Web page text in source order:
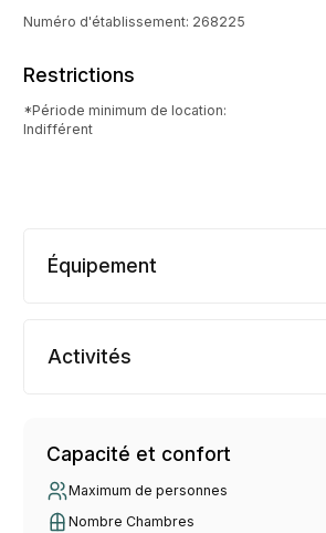
Numéro d'établissement: 268225
Restrictions
*Période minimum de location:
Indifférent
Équipement
Activités
Capacité et confort
Maximum de personnes
Nombre Chambres